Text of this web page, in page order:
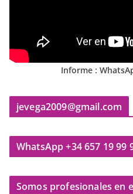
Informe :
jevega2009@gmail.com
WhatsApp +34 657 19 99
Somos profesionales en